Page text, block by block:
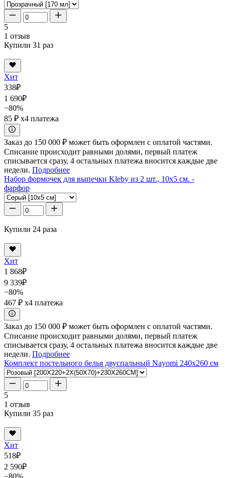
5
1 отзыв
Купили 31 раз
Хит
338₽
1 690₽
−80%
85 ₽ x4 платежа
Заказ до 150 000 ₽ может быть оформлен с оплатой частями.
Списание происходит равными долями, первый платеж
списывается сразу, 4 остальных платежа вносится каждые две
недели. Подробнее
Набор формочек для выпечки Kleby из 2 шт., 10x5 см. -
фарфор
Купили 24 раза
Хит
1 868₽
9 339₽
−80%
467 ₽ x4 платежа
Заказ до 150 000 ₽ может быть оформлен с оплатой частями.
Списание происходит равными долями, первый платеж
списывается сразу, 4 остальных платежа вносится каждые две
недели. Подробнее
Комплект постельного белья двуспальный Nayomi 240x260 см
5
1 отзыв
Купили 35 раз
Хит
518₽
2 590₽